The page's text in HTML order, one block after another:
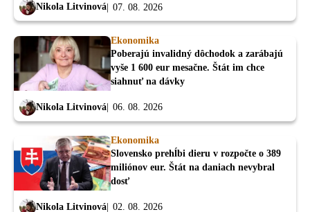
Nikola Litvinová 07. 08. 2026
Ekonomika
Poberajú invalidný dôchodok a zarábajú
vyše 1 600 eur mesačne. Štát im chce
siahnuť na dávky
Nikola Litvinová 06. 08. 2026
Ekonomika
Slovensko prehĺbi dieru v rozpočte o 389
miliónov eur. Štát na daniach nevybral
dosť
Nikola Litvinová 02. 08. 2026